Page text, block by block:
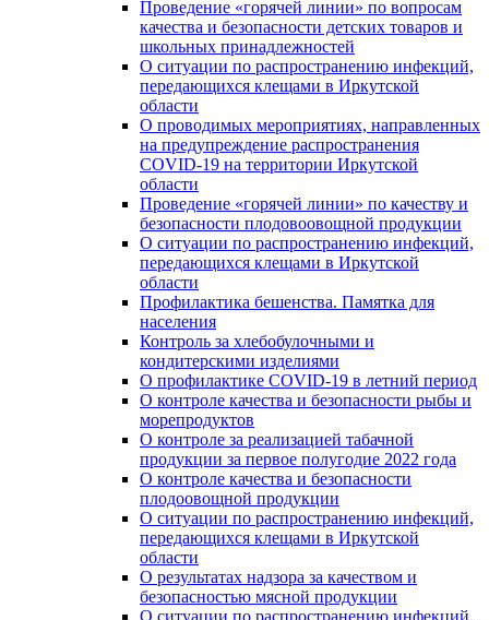
Проведение «горячей линии» по вопросам
качества и безопасности детских товаров и
школьных принадлежностей
О ситуации по распространению инфекций,
передающихся клещами в Иркутской
области
О проводимых мероприятиях, направленных
на предупреждение распространения
COVID-19 на территории Иркутской
области
Проведение «горячей линии» по качеству и
безопасности плодовоовощной продукции
О ситуации по распространению инфекций,
передающихся клещами в Иркутской
области
Профилактика бешенства. Памятка для
населения
Контроль за хлебобулочными и
кондитерскими изделиями
О профилактике COVID-19 в летний период
О контроле качества и безопасности рыбы и
морепродуктов
О контроле за реализацией табачной
продукции за первое полугодие 2022 года
О контроле качества и безопасности
плодоовощной продукции
О ситуации по распространению инфекций,
передающихся клещами в Иркутской
области
О результатах надзора за качеством и
безопасностью мясной продукции
О ситуации по распространению инфекций,